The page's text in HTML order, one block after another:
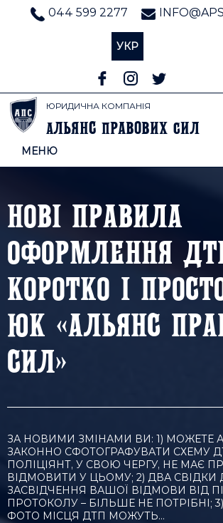
044 599 2277
УКР
ЮРИДИЧНА КОМПАНІЯ
Альянс Правових Сил
МЕНЮ
НОВІ ПРАВИЛА
ОФОРМЛЕННЯ
КОРОТКО І
ЮК «АЛЬЯНС
СИЛ»
ЗА НОВИМИ ЗМІНАМИ ВИ: 1) МОЖЕТЕ
ЗАКОННО СФОТОГРАФУВАТИ СХЕМУ
ПОЛІЦІЯНТ, У СВОЮ ЧЕРГУ, НЕ МАЄ
ВІДМОВИТИ У ЦЬОМУ; 2) ДВА СВІДКИ
ЗАСВІДЧЕННЯ ВАШОЇ ВІДМОВИ ВІД
ПРОТОКОЛУ – БІЛЬШЕ НЕ ПОТРІБНІ;
ФОТО МІСЦЯ ДТП МОЖУТЬ…